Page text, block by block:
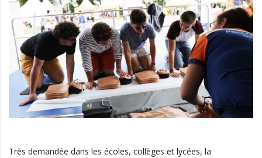
Très demandée dans les écoles, collèges et lycées, la